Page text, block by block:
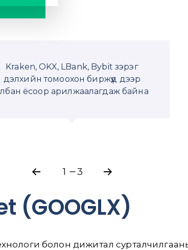
Kraken, OKX, LBank, Bybit зэрэг
дэлхийн томоохон биржүүд дээр
ёсоор арилжаалагдаж байна
1 2 3
3
(GOOGLX)
болон дижитал